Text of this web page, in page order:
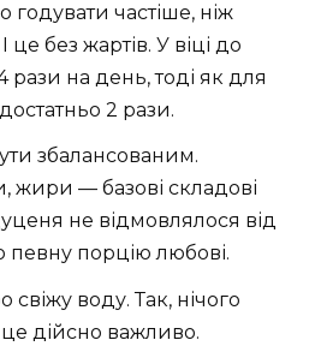
годувати частіше, ніж
це без жартів. У віці до
рази на день, тоді як для
2 рази.
збалансованим.
жири — базові складові
не відмовлялося від
порцію любові.
свіжу воду. Так, нічого
дійсно важливо.